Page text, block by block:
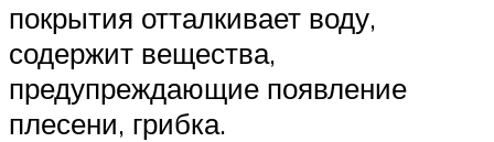
покрытия отталкивает воду,
содержит вещества,
предупреждающие появление
плесени, грибка.